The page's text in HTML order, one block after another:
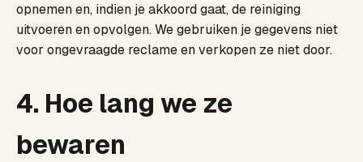
opnemen en, indien je akkoord gaat, de reiniging
uitvoeren en opvolgen. We gebruiken je gegevens niet
voor ongevraagde reclame en verkopen ze niet door.
4. Hoe lang we ze
bewaren